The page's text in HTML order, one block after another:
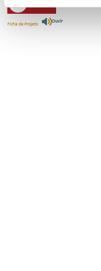
Ficha de Projeto Ouvir